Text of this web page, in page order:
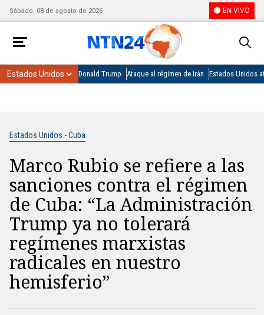
Sábado, 08 de agosto de 2026 EN VIVO
Donald Trump Ataque al régimen de Irán Estados Unidos
Estados Unidos - Cuba
Marco Rubio se refiere a las
sanciones contra el régimen
de Cuba: “La Administración
Trump ya no tolerará
regímenes marxistas
radicales en nuestro
hemisferio”